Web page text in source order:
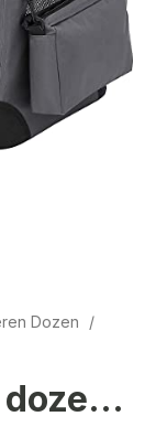
Dozen
Kohen Huisdieren dozen Grijs,Zwart